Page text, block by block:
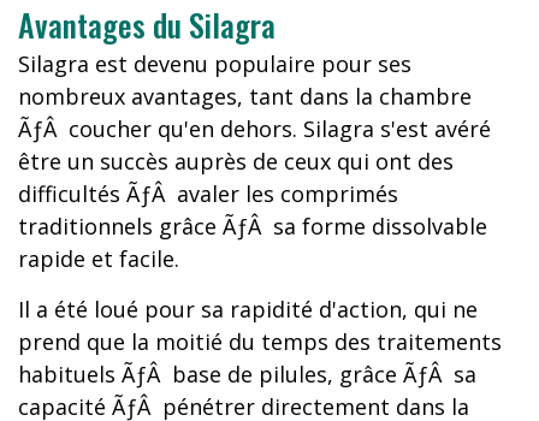
Avantages du Silagra
Silagra est devenu populaire pour ses
nombreux avantages, tant dans la chambre
ÃƒÂ coucher qu'en dehors. Silagra s'est avéré
être un succès auprès de ceux qui ont des
difficultés ÃƒÂ avaler les comprimés
traditionnels grâce ÃƒÂ sa forme dissolvable
rapide et facile.
Il a été loué pour sa rapidité d'action, qui ne
prend que la moitié du temps des traitements
habituels ÃƒÂ base de pilules, grâce ÃƒÂ sa
capacité ÃƒÂ pénétrer directement dans la